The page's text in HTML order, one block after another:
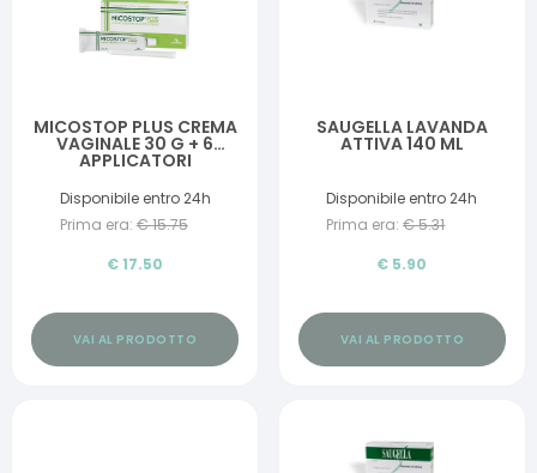
MICOSTOP PLUS CREMA
VAGINALE 30 G + 6
APPLICATORI
Disponibile entro 24h
Prima era: €15.75
€ 17.50
VAI AL PRODOTTO
SAUGELLA LAVANDA
ATTIVA 140 ML
Disponibile entro 24h
Prima era: €5.31
€ 5.90
VAI AL PRODOTTO